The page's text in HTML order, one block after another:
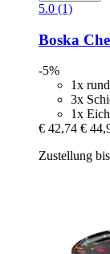
5.0 (1)
Boska
-5%
1x
3x
1x
€ 42,74 €
Zustellung